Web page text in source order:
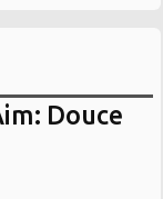
Douce